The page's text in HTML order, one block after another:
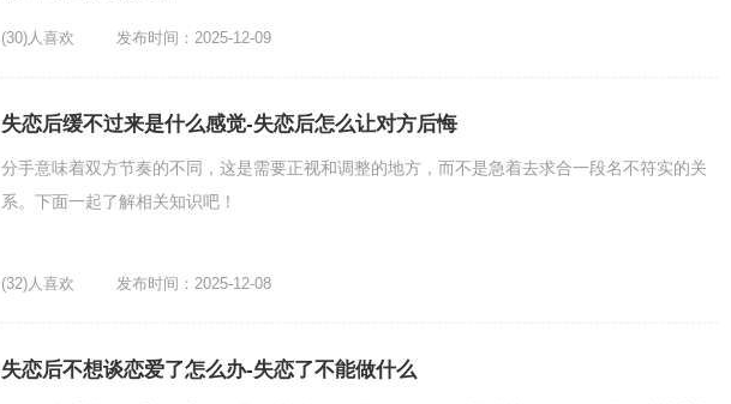
(30)人喜欢 发布时间：2025-12-09
失恋后缓不过来是什么感觉-失恋后怎么让对方后悔
分手意味着双方节奏的不同，这是需要正视和调整的地方，而不是急着去求合一段名不符实的关
系。下面一起了解相关知识吧！
(32)人喜欢 发布时间：2025-12-08
失恋后不想谈恋爱了怎么办-失恋了不能做什么